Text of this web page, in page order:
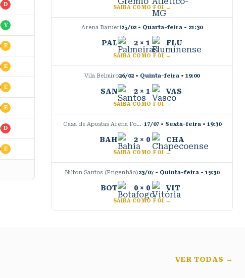
D
V
E
E
E
E
D
E
SAIBA COMO FOI →
Arena Barueri25/02 • Quarta-feira • 21:30
PAL 2 × 1 FLU
SAIBA COMO FOI →
Vila Belmiro26/02 • Quinta-feira • 19:00
SAN 2 × 1 VAS
SAIBA COMO FOI →
Casa de Apostas Arena Fonte Nova 17/07 • Sexta-feira• 19:30
BAH 2 × 0 CHA
SAIBA COMO FOI →
Nilton Santos (Engenhão)23/07 • Quinta-feira • 19:30
BOT 0 × 0 VIT
SAIBA COMO FOI →
VER TODAS →